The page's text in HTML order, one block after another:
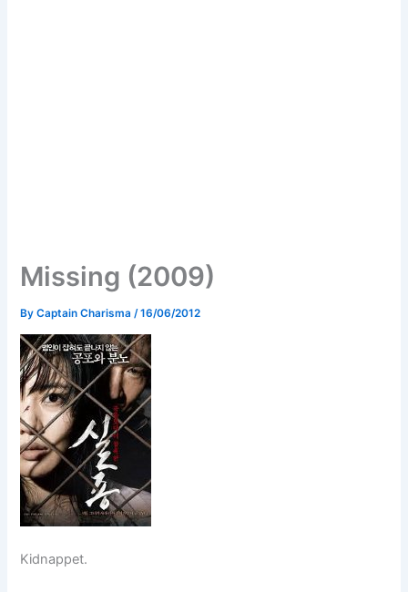
Missing (2009)
ByCaptain Charisma /16/06/2012
Kidnappet.